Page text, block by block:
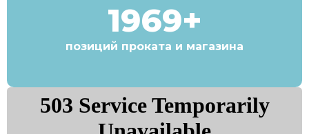
1969+
позиций проката и магазина